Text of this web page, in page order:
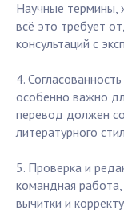
Научные термины,
всё это требует
консультаций с
4.
особенно важно
перевод должен
литературного
5. Проверка и
командная
вычитки и